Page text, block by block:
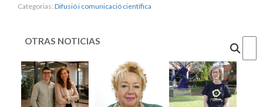
Categorias: Difusió i comunicació científica
OTRAS NOTICIAS